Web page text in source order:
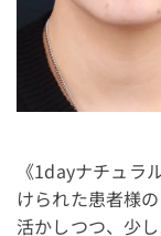
《1dayナチュラ
けられた患者様
活かしつつ、少